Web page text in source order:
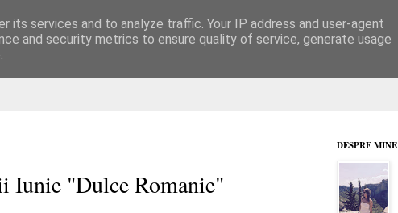
Iunie "Dulce Romanie"
DESPRE MINE
its services and to analyze traffic. Your IP address and user-agent
and security metrics to ensure quality of service, generate usage